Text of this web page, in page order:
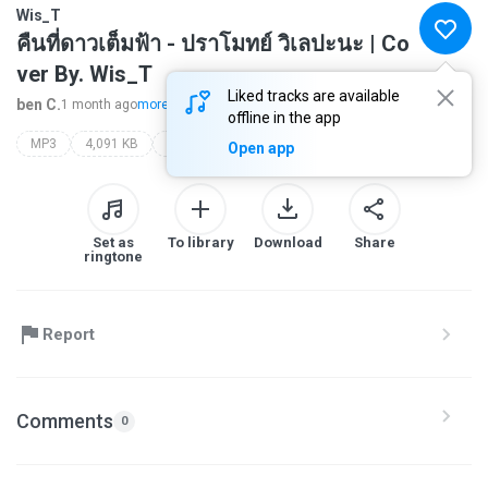
Liked tracks are available
offline in the app
Open app
Wis_T
คืนที่ดาวเต็มฟ้า - ปราโมทย์ วิเลปะนะ | Co
ver By. Wis_T
ben C.1 month agomore...
MP3 4,091 KB
Set as
ringtone
To library Download Share
Report
Comments 0